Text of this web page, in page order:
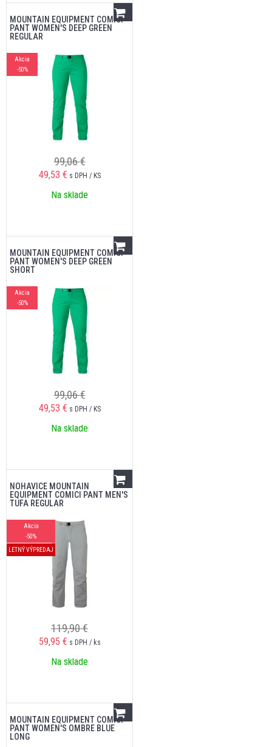
MOUNTAIN EQUIPMENT COMICI
PANT WOMEN'S DEEP GREEN
REGULAR
Akcia
-50%
99,06 €
49,53 € s DPH / KS
Na sklade
MOUNTAIN EQUIPMENT COMICI
PANT WOMEN'S DEEP GREEN
SHORT
Akcia
-50%
99,06 €
49,53 € s DPH / KS
Na sklade
NOHAVICE MOUNTAIN
EQUIPMENT COMICI PANT MEN'S
TUFA REGULAR
Akcia
-50%
LETNÝ VÝPREDAJ
119,90 €
59,95 € s DPH / ks
Na sklade
MOUNTAIN EQUIPMENT COMICI
PANT WOMEN'S OMBRE BLUE
LONG